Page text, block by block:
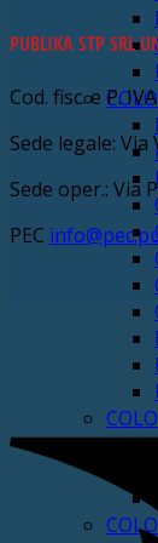
PUBLIKA STP SRL
Cod. fisc. e P.
Sede legale:
Sede oper.: Via
PEC